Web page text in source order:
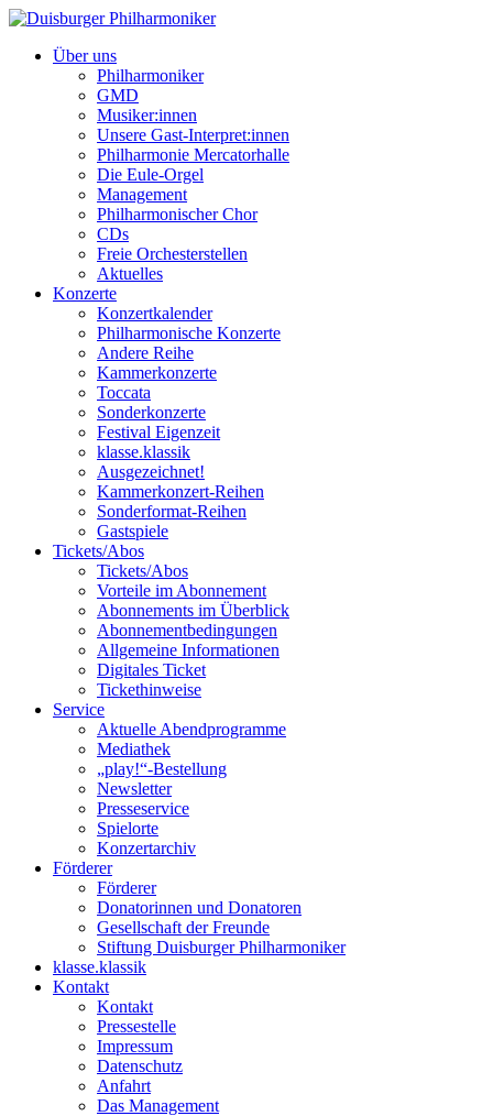
Über uns
Philharmoniker
GMD
Musiker:innen
Unsere Gast-Interpret:innen
Philharmonie Mercatorhalle
Die Eule-Orgel
Management
Philharmonischer Chor
CDs
Freie Orchesterstellen
Aktuelles
Konzerte
Konzertkalender
Philharmonische Konzerte
Andere Reihe
Kammerkonzerte
Toccata
Sonderkonzerte
Festival Eigenzeit
klasse.klassik
Ausgezeichnet!
Kammerkonzert-Reihen
Sonderformat-Reihen
Gastspiele
Tickets/Abos
Tickets/Abos
Vorteile im Abonnement
Abonnements im Überblick
Abonnement­bedingungen
Allgemeine Informationen
Digitales Ticket
Ticket­hinweise
Service
Aktuelle Abendprogramme
Mediathek
„play!“-Bestellung
Newsletter
Presseservice
Spielorte
Konzertarchiv
Förderer
Förderer
Donatorinnen und Donatoren
Gesellschaft der Freunde
Stiftung Duisburger Philharmoniker
klasse.klassik
Kontakt
Kontakt
Pressestelle
Impressum
Datenschutz
Anfahrt
Das Management